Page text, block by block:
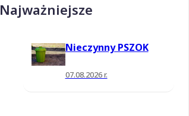
Najważniejsze
Nieczynny PSZOK
07.08.2026 r.